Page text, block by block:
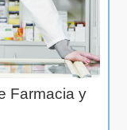
Farmacia y